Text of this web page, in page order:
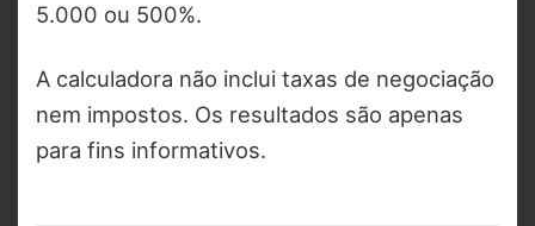
5.000 ou 500%.
A calculadora não inclui taxas de negociação
nem impostos. Os resultados são apenas
para fins informativos.